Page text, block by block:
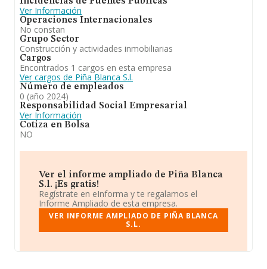
Ver Información
Operaciones Internacionales
No constan
Grupo Sector
Construcción y actividades inmobiliarias
Cargos
Encontrados 1 cargos en esta empresa
Ver cargos de Piña Blanca S.l.
Número de empleados
0 (año 2024)
Responsabilidad Social Empresarial
Ver Información
Cotiza en Bolsa
NO
Ver el informe ampliado de Piña Blanca
S.l. ¡Es gratis!
Regístrate en eInforma y te regalamos el
Informe Ampliado de esta empresa.
VER INFORME AMPLIADO DE PIÑA BLANCA
S.L.